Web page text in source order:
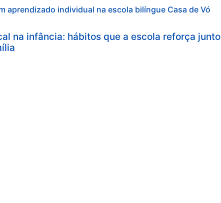
na infância: hábitos que a escola reforça junto